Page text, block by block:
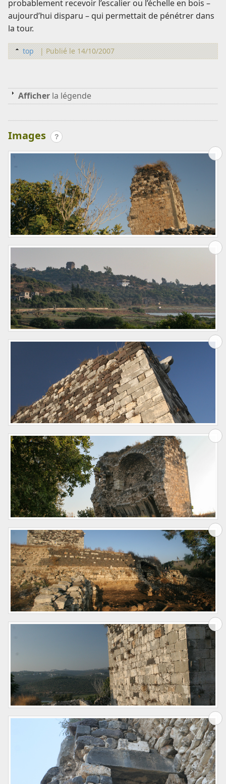
probablement recevoir l’escalier ou l’échelle en bois –
aujourd’hui disparu – qui permettait de pénétrer dans
la tour.
top | Publié le 14/10/2007
Afficher la légende
Images ?